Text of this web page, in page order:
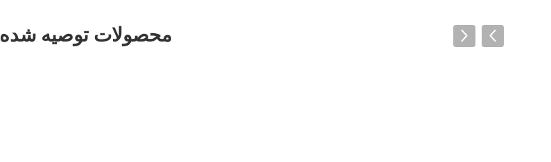
محصولات توصیه شده